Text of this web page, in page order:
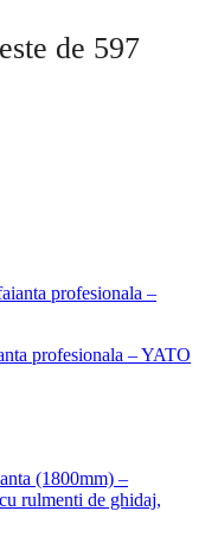
de 597
profesionala – YATO